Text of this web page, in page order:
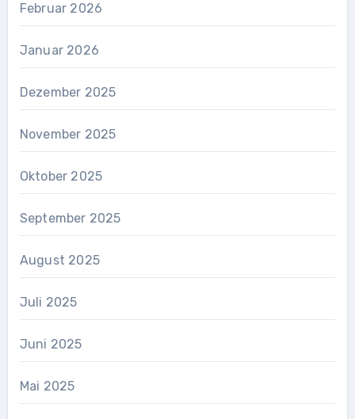
Februar 2026
Januar 2026
Dezember 2025
November 2025
Oktober 2025
September 2025
August 2025
Juli 2025
Juni 2025
Mai 2025